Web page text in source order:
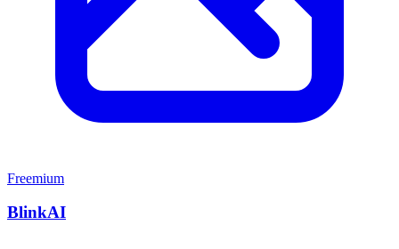
Freemium
BlinkAI